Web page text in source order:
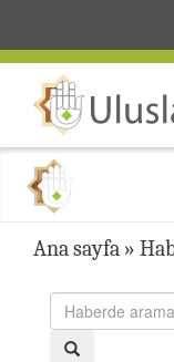
Ana sayfa »